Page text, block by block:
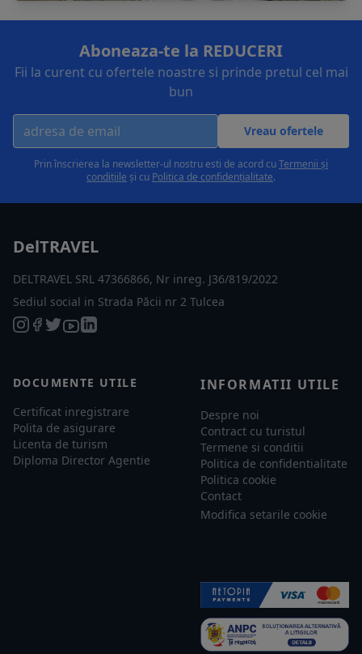
Aboneaza-te la REDUCERI
Fii la curent cu ofertele noastre si prinde pretul cel mai
bun
Vreau ofertele
Prin înscrierea la newsletter-ul nostru esti de acord cuTermenii și
condițiile și cu Politica de confidențialitate.
DelTRAVEL
DELTRAVEL SRL 47366866, Nr inreg. J36/819/2022
Sediul social in Strada Păcii nr 2 Tulcea
DOCUMENTE UTILE
Certificat inregistrare
Polita de asigurare
Licenta de turism
Diploma Director Agentie
INFORMATII UTILE
Despre noi
Contract cu turistul
Termene si conditii
Politica de confidentialitate
Politica cookie
Contact
Modifica setarile cookie